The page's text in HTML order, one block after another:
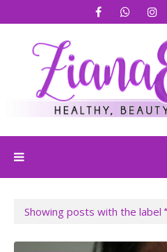
Showing posts with the label